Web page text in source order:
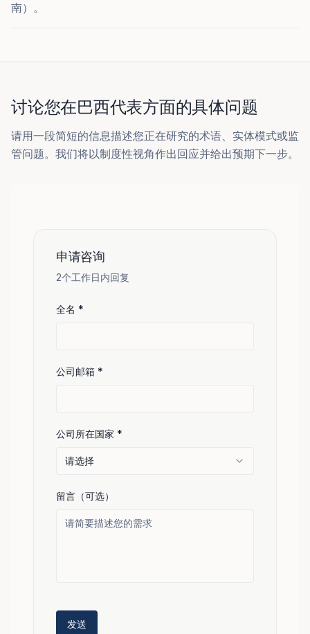
南）。
讨论您在巴西代表方面的具体问题
请用一段简短的信息描述您正在研究的术语、实体模式或监
管问题。我们将以制度性视角作出回应并给出预期下一步。
申请咨询
2个工作日内回复
全名 *
公司邮箱 *
公司所在国家 *
请选择
留言（可选）
发送